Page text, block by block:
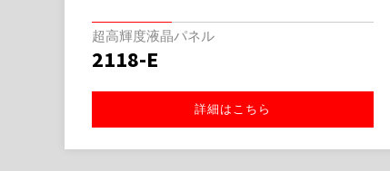
超高輝度液晶パネル
2118-E
詳細はこちら